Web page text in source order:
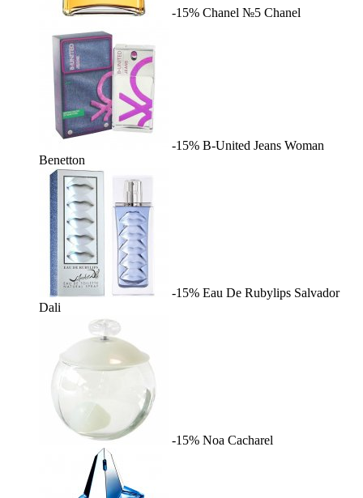
-15% Chanel №5 Chanel
-15% B-United Jeans Woman
Benetton
-15% Eau De Rubylips Salvador
Dali
-15% Noa Cacharel